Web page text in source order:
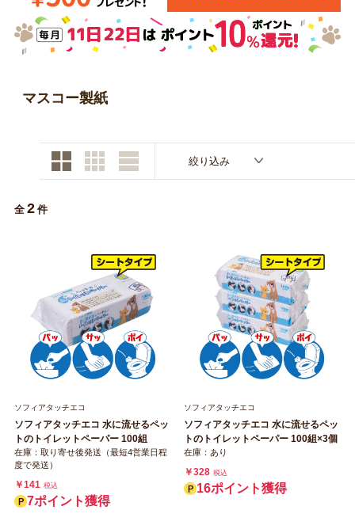
美容・ケア用品 服・おさんぽ用品
日用品（デイリー）
トリマーグッズ
商品リクエスト
お問い合わせ
マスコー製紙
絞り込み
全 2 件
ソフィアタッチエコ
ソフィアタッチエコ 水に流せるペッ
トのトイレットペーパー 100組
在庫：取り寄せ後発送（最短4営業日程
度で発送）
￥141 税込
7ポイント獲得
ソフィアタッチエコ
ソフィアタッチエコ 水に流せるペッ
トのトイレットペーパー 100組×3個
在庫：あり
￥328 税込
16ポイント獲得